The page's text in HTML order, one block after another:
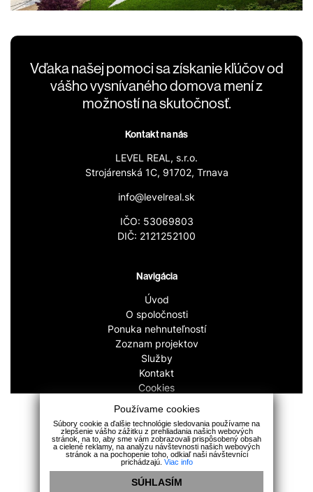
Používame cookies
Súbory cookie a ďalšie technológie sledovania používame na
zlepšenie vášho zážitku z prehliadania našich webových
stránok, na to, aby sme vám zobrazovali prispôsobený obsah
a cielené reklamy, na analýzu návštevnosti našich webových
stránok a na pochopenie toho, odkiaľ naši návštevníci
prichádzajú. Viac info
SÚHLASÍM
Vďaka našej pomoci sa získanie kľúčov od
vášho vysnívaného domova mení z
možností na skutočnosť.
Kontakt na nás
LEVEL REAL, s.r.o.
Strojárenská 1C, 91702, Trnava
info@levelreal.sk
IČO: 53069803
DIČ: 2121252100
Navigácia
Úvod
O spoločnosti
Ponuka nehnuteľností
Zoznam projektov
Služby
Kontakt
Cookies